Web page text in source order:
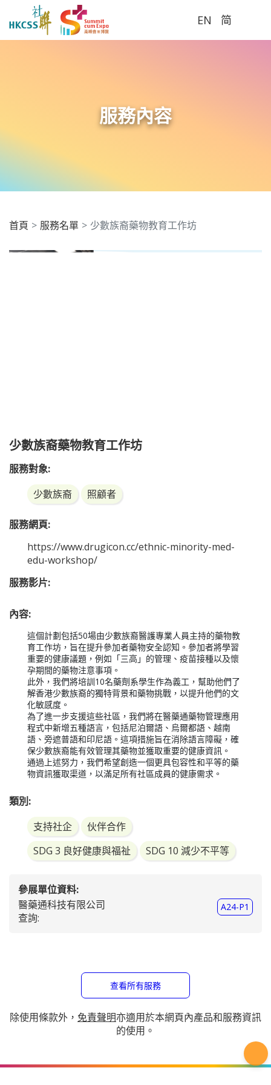
EN 简
服務內容
首頁 服務名單 少數族裔藥物教育工作坊
少數族裔藥物教育工作坊
服務對象:
少數族裔
照顧者
服務網頁:
https://www.drugicon.cc/ethnic-minority-med-
edu-workshop/
服務影片:
內容:
這個計劃包括50場由少數族裔醫護專業人員主持的藥物教
育工作坊，旨在提升參加者藥物安全認知。參加者將學習
重要的健康議題，例如「三高」的管理、疫苗接種以及懷
孕期間的藥物注意事項。
此外，我們將培訓10名藥劑系學生作為義工，幫助他們了
解香港少數族裔的獨特背景和藥物挑戰，以提升他們的文
化敏感度。
為了進一步支援這些社區，我們將在醫藥通藥物管理應用
程式中新增五種語言，包括尼泊爾語、烏爾都語、越南
語、旁遮普語和印尼語。這項措施旨在消除語言障礙，確
保少數族裔能有效管理其藥物並獲取重要的健康資訊。
通過上述努力，我們希望創造一個更具包容性和平等的藥
類別:
支持社企
伙伴合作
SDG 3 良好健康與福祉
SDG 10 減少不平等
參展單位資料:
A24-P1
醫藥通科技有限公司
查詢:
查看所有服務
除使用條款外， 免責聲明亦適用於本網頁內產品和服務資訊
的使用。